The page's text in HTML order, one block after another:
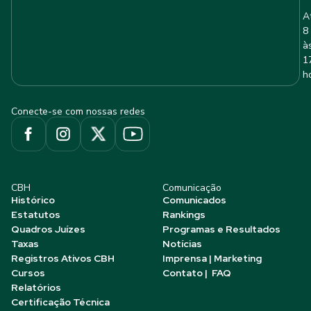
8
Conecte-se com nossas redes
CBH
Histórico
Estatutos
Quadros Juízes
Taxas
Registros Ativos CBH
Cursos
Relatórios
Certificação Técnica
Comunicação
Comunicados
Rankings
Programas e Resultados
Notícias
Imprensa | Marketing
Contato | FAQ